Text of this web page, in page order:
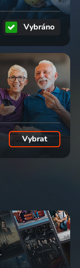
Vybráno
Vybrat